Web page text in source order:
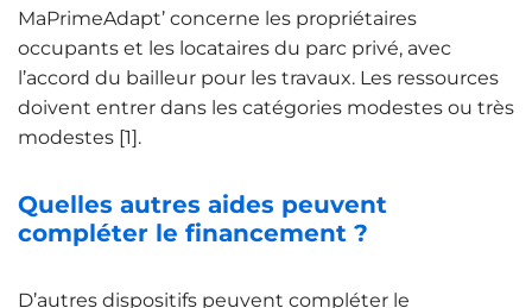
MaPrimeAdapt’ concerne les propriétaires
occupants et les locataires du parc privé, avec
l’accord du bailleur pour les travaux. Les ressources
doivent entrer dans les catégories modestes ou très
modestes [1].
Quelles autres aides peuvent
compléter le financement ?
D’autres dispositifs peuvent compléter le